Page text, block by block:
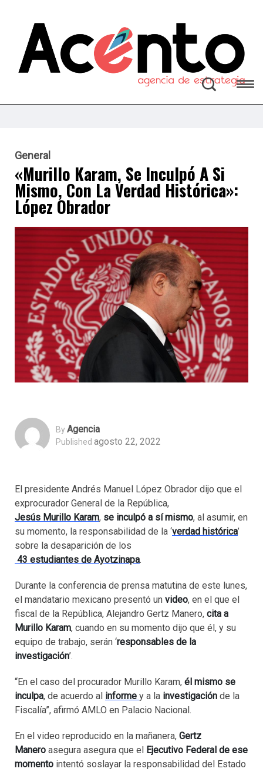
General
«Murillo Karam, Se Inculpó A Si
Mismo, Con La Verdad Histórica»:
López Obrador
ByAgencia
Published agosto 22, 2022
El presidente Andrés Manuel López Obrador dijo que el
exprocurador General de la República,
Jesús Murillo Karam, se inculpó a sí mismo, al asumir, en
su momento, la responsabilidad de la ‘verdad histórica’
sobre la desaparición de los
43 estudiantes de Ayotzinapa.
Durante la conferencia de prensa matutina de este lunes,
el mandatario mexicano presentó un video, en el que el
fiscal de la República, Alejandro Gertz Manero, cita a
Murillo Karam, cuando en su momento dijo que él, y su
equipo de trabajo, serán ‘responsables de la
investigación’.
“En el caso del procurador Murillo Karam, él mismo se
inculpa, de acuerdo al informe y a la investigación de la
Fiscalía”, afirmó AMLO en Palacio Nacional.
En el video reproducido en la mañanera, Gertz
Manero asegura asegura que el Ejecutivo Federal de ese
momento intentó soslayar la responsabilidad del Estado